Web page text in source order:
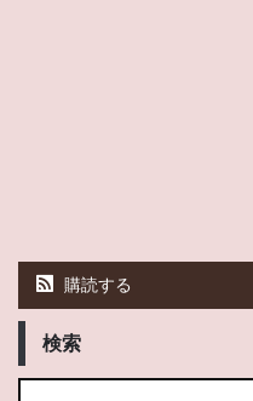
購読する
検索